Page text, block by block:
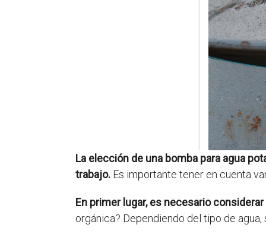
La elección de una bomba para agua
trabajo. Es importante tener en cuenta
En primer lugar, es necesario
orgánica? Dependiendo del tipo de